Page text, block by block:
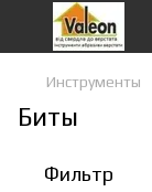
Инструменты
Биты
Фильтр